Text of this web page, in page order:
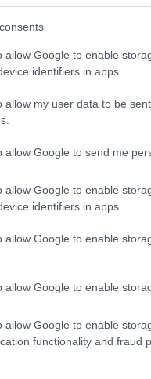
allow Google to enable
identifiers in apps.
allow my user data to be
allow Google to send me
allow Google to enable
identifiers in apps.
allow Google to enable
allow Google to enable
allow Google to enable
functionality and fraud
έναν καινούργιο